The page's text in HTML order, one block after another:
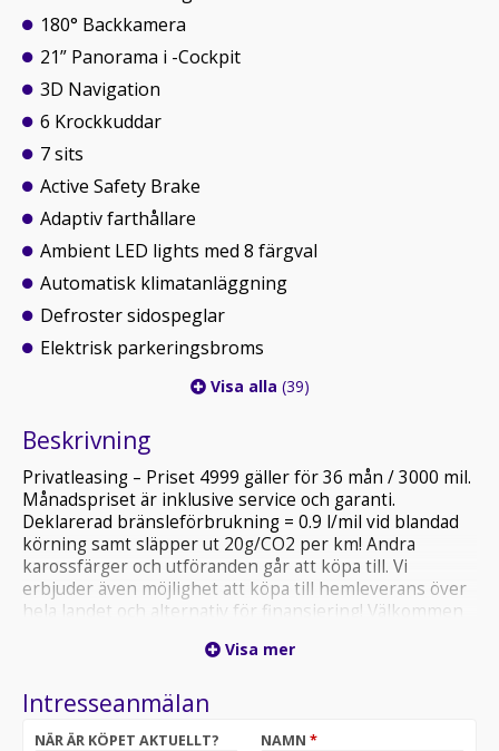
180° Backkamera
21” Panorama i -Cockpit
3D Navigation
6 Krockkuddar
7 sits
Active Safety Brake
Adaptiv farthållare
Ambient LED lights med 8 färgval
Automatisk klimatanläggning
Defroster sidospeglar
Elektrisk parkeringsbroms
Visa alla (39)
Beskrivning
Privatleasing – Priset 4999 gäller för 36 mån / 3000 mil.
Månadspriset är inklusive service och garanti.
Deklarerad bränsleförbrukning = 0.9 l/mil vid blandad
körning samt släpper ut 20g/CO2 per km! Andra
karossfärger och utföranden går att köpa till. Vi
erbjuder även möjlighet att köpa till hemleverans över
hela landet och alternativ för finansiering! Välkommen
leveransinformation. Varmt välkommen in på besök till
Norrtälje eller Lund!
Visa mer
Intresseanmälan
NÄR ÄR KÖPET AKTUELLT? NAMN *